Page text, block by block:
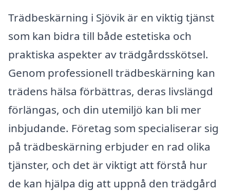
Trädbeskärning i Sjövik är en viktig tjänst
som kan bidra till både estetiska och
praktiska aspekter av trädgårdsskötsel.
Genom professionell trädbeskärning kan
trädens hälsa förbättras, deras livslängd
förlängas, och din utemiljö kan bli mer
inbjudande. Företag som specialiserar sig
på trädbeskärning erbjuder en rad olika
tjänster, och det är viktigt att förstå hur
de kan hjälpa dig att uppnå den trädgård